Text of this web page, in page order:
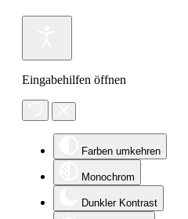
Eingabehilfen öffnen
Farben umkehren
Monochrom
Dunkler Kontrast